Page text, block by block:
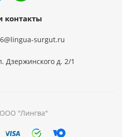
контакты
surgut.ru
Дзержинского д. 2/1
"Лингва"